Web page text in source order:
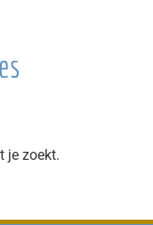
je zoekt.